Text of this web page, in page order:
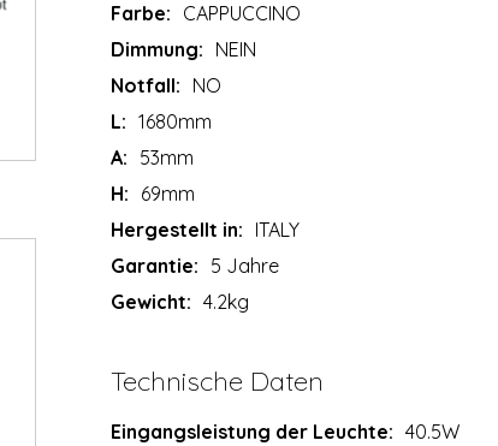
Farbe: CAPPUCCINO
Dimmung: NEIN
Notfall: NO
L: 1680mm
A: 53mm
H: 69mm
Hergestellt in: ITALY
Garantie: 5 Jahre
Gewicht: 4.2kg
Technische Daten
Eingangsleistung der Leuchte: 40.5W